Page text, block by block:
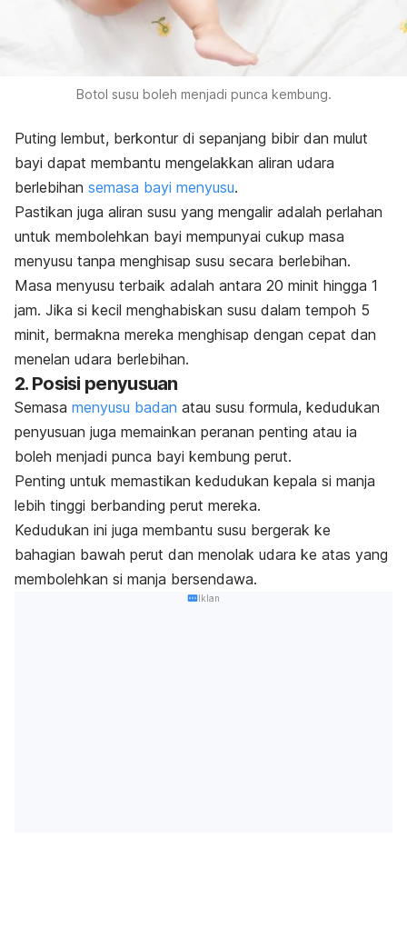
Botol susu boleh menjadi punca kembung.
Puting lembut, berkontur di sepanjang bibir dan mulut
bayi dapat membantu mengelakkan aliran udara
berlebihan semasa bayi menyusu.
Pastikan juga aliran susu yang mengalir adalah perlahan
untuk membolehkan bayi mempunyai cukup masa
menyusu tanpa menghisap susu secara berlebihan.
Masa menyusu terbaik adalah antara 20 minit hingga 1
jam. Jika si kecil menghabiskan susu dalam tempoh 5
minit, bermakna mereka menghisap dengan cepat dan
menelan udara berlebihan.
2. Posisi penyusuan
Semasa menyusu badan atau susu formula, kedudukan
penyusuan juga memainkan peranan penting atau ia
boleh menjadi punca bayi kembung perut.
Penting untuk memastikan kedudukan kepala si manja
lebih tinggi berbanding perut mereka.
Kedudukan ini juga membantu susu bergerak ke
bahagian bawah perut dan menolak udara ke atas yang
membolehkan si manja bersendawa.
Iklan